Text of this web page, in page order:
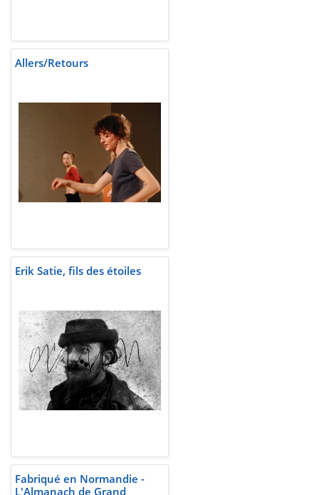
Allers/Retours
Erik Satie, fils des étoiles
Fabriqué en Normandie -
L'Almanach de Grand